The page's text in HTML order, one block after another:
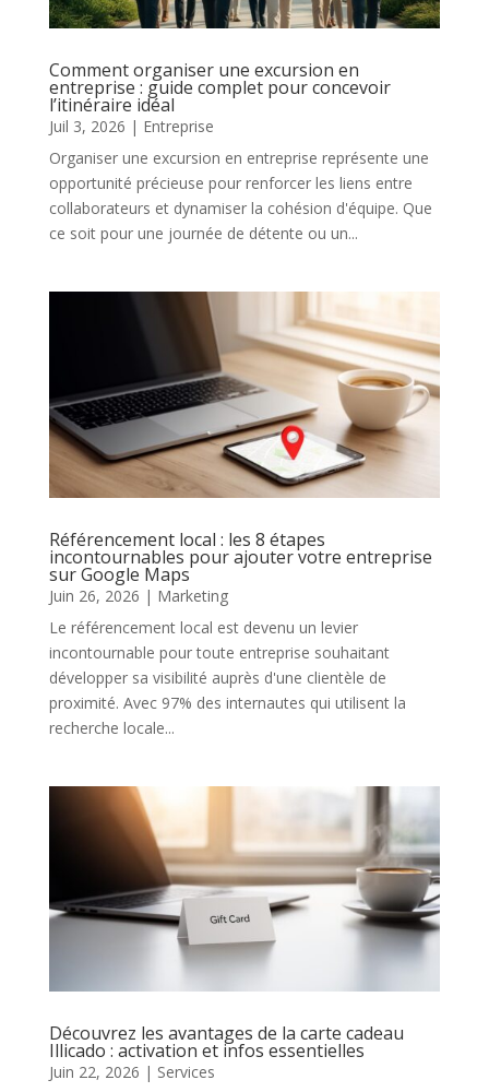
Comment organiser une excursion en
entreprise : guide complet pour concevoir
l’itinéraire idéal
Juil 3, 2026 | Entreprise
Organiser une excursion en entreprise représente une
opportunité précieuse pour renforcer les liens entre
collaborateurs et dynamiser la cohésion d'équipe. Que
ce soit pour une journée de détente ou un...
Référencement local : les 8 étapes
incontournables pour ajouter votre entreprise
sur Google Maps
Juin 26, 2026 | Marketing
Le référencement local est devenu un levier
incontournable pour toute entreprise souhaitant
développer sa visibilité auprès d'une clientèle de
proximité. Avec 97% des internautes qui utilisent la
recherche locale...
Découvrez les avantages de la carte cadeau
Illicado : activation et infos essentielles
Juin 22, 2026 | Services